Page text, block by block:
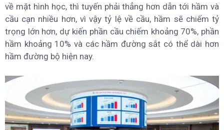
về mặt hình học, thì tuyến phải thẳng hơn dẫn tới hầm và
cầu cạn nhiều hơn, vì vậy tỷ lệ về cầu, hầm sẽ chiếm tỷ
trọng lớn hơn, dự kiến phần cầu chiếm khoảng 70%, phần
hầm khoảng 10% và các hầm đường sắt có thể dài hơn
hầm đường bộ hiện nay.